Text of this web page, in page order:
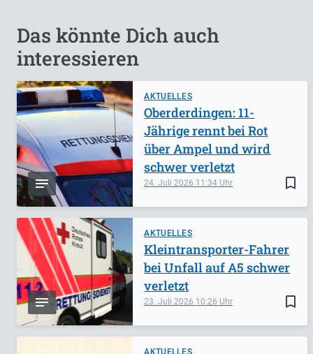
Das könnte Dich auch
interessieren
AKTUELLES
bookmark_border
24. Juli 2026 11:34
Oberderdingen: 11-
Jährige rennt bei Rot
über Ampel und wird
schwer verletzt
AKTUELLES
bookmark_border
23. Juli 2026 10:26
Kleintransporter-Fahrer
bei Unfall auf A5 schwer
verletzt
AKTUELLES